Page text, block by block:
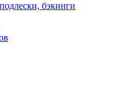
бэкинги